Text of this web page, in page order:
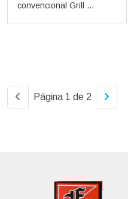
convencional Grill ...
Página 1 de 2